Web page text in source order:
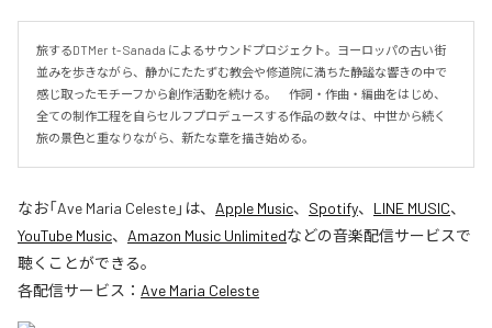
旅するDTMer  t- Sanada によるサウンドプロジェクト。ヨーロッパの古い街
並みを歩きながら、静かにたたずむ教会や修道院に満ちた静謐な響きの中で
感じ取ったモチーフから創作活動を続ける。　作詞・作曲・編曲をはじめ、
全ての制作工程を自らセルフプロデュースする作品の数々は、中世から続く
旅の景色と重なりながら、新たな章を描き始める。
なお「Ave Maria Celeste」は、 Apple Music、 Spotify、 LINE MUSIC、
YouTube Music、 Amazon Music Unlimitedなどの音楽配信サービスで
聴くことができる。
各配信サービス： Ave Maria Celeste